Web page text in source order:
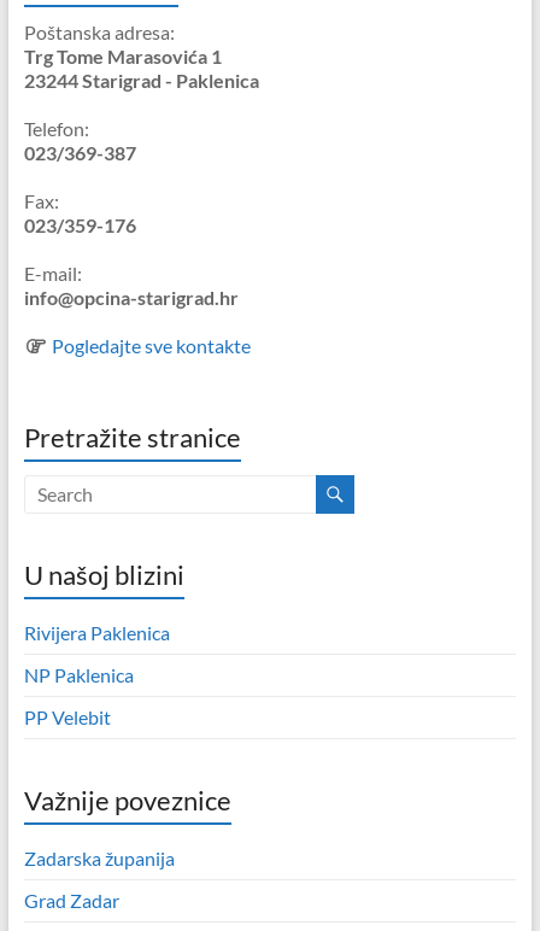
Poštanska adresa:
Trg Tome Marasovića 1
23244 Starigrad - Paklenica
Telefon:
023/369-387
Fax:
023/359-176
E-mail:
info@opcina-starigrad.hr
Pogledajte sve kontakte
Pretražite stranice
U našoj blizini
Rivijera Paklenica
NP Paklenica
PP Velebit
Važnije poveznice
Zadarska županija
Grad Zadar